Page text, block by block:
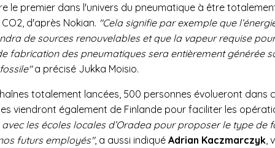
le premier dans l'univers du pneumatique à être
d'après Nokian. "Cela signifie par exemple que
de sources renouvelables et que la vapeur requise
fabrication des pneumatiques sera entièrement générée
a précisé Jukka Moisio.
totalement lancées, 500 personnes évolueront dans
viendront également de Finlande pour faciliter les
les écoles locales d’Oradea pour proposer le type de
futurs employés", a aussi indiqué Adrian Kaczmarczyk ,